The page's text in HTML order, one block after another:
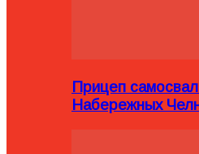
Прицеп
Набережных